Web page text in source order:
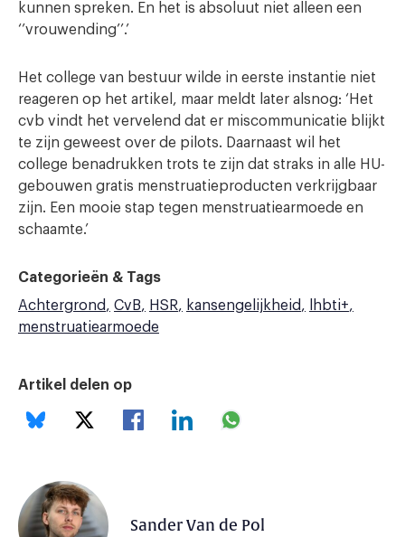
kunnen spreken. En het is absoluut niet alleen een
‘’vrouwending’’.’
Het college van bestuur wilde in eerste instantie niet
reageren op het artikel, maar meldt later alsnog: ‘Het
cvb vindt het vervelend dat er miscommunicatie blijkt
te zijn geweest over de pilots. Daarnaast wil het
college benadrukken trots te zijn dat straks in alle HU-
gebouwen gratis menstruatieproducten verkrijgbaar
zijn. Een mooie stap tegen menstruatiearmoede en
schaamte.’
Categorieën & Tags
Achtergrond
CvB HSR kansengelijkheid
lhbti+
menstruatiearmoede
Artikel delen op
Sander Van de Pol